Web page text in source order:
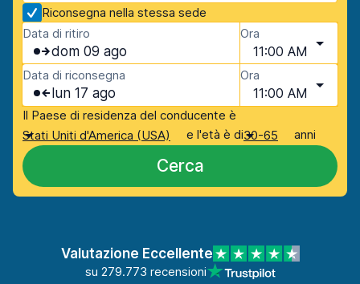
Riconsegna nella stessa sede
Data di ritiro
dom 09 ago
Ora
11:00 AM
Data di riconsegna
lun 17 ago
Ora
11:00 AM
Il Paese di residenza del conducente è
Stati Uniti d'America (USA)
e l'età è di30-65 anni
Cerca
Valutazione Eccellente
su 279.773 recensioni